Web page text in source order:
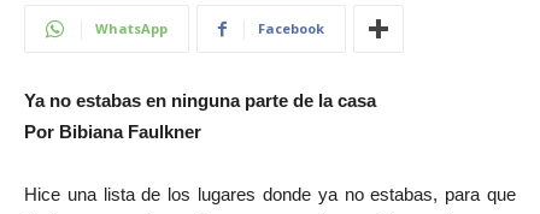
WhatsApp Facebook
Ya no estabas en ninguna parte de la casa
Por Bibiana Faulkner
Hice una lista de los lugares donde ya no estabas, para que